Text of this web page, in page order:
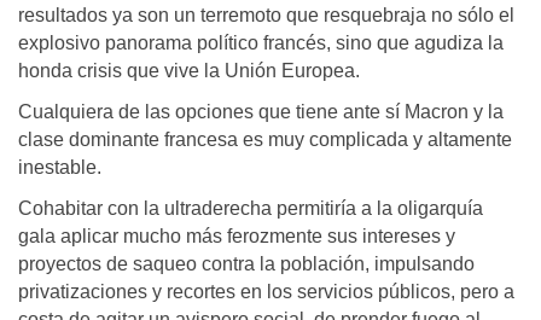
resultados ya son un terremoto que resquebraja no sólo el
explosivo panorama político francés, sino que agudiza la
honda crisis que vive la Unión Europea.
Cualquiera de las opciones que tiene ante sí Macron y la
clase dominante francesa es muy complicada y altamente
inestable.
Cohabitar con la ultraderecha permitiría a la oligarquía
gala aplicar mucho más ferozmente sus intereses y
proyectos de saqueo contra la población, impulsando
privatizaciones y recortes en los servicios públicos, pero a